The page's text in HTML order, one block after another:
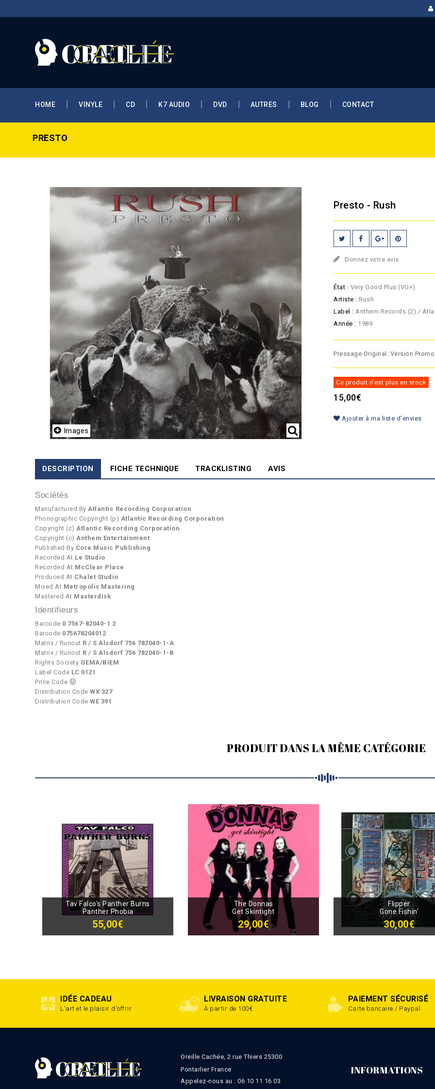
HOME VINYLE CD K7 AUDIO DVD AUTRES BLOG CONTACT
PRESTO
Images
Presto - Rush
Donnez votre avis
État : Very Good Plus (VG+)
Artiste : Rush
Label : Anthem Records (2) /
Année : 1989
Pressage Original. Version Promo
Ce produit n'est plus en stock
15,00€
Ajouter à ma liste d'envies
DESCRIPTION FICHE TECHNIQUE TRACKLISTING AVIS
Sociétés
Manufactured By Atlantic Recording Corporation
Phonographic Copyright (p) Atlantic Recording Corporation
Copyright (c) Atlantic Recording Corporation
Copyright (c) Anthem Entertainment
Published By Core Music Publishing
Recorded At Le Studio
Recorded At McClear Place
Produced At Chalet Studio
Mixed At Metropolis Mastering
Mastered At Masterdisk
Identifieurs
Barcode 0 7567-82040-1 2
Barcode 075678204012
Matrix / Runout R / S Alsdorf 756 782040-1-A
Matrix / Runout R / S Alsdorf 756 782040-1-B
Rights Society GEMA/BIEM
Label Code LC 0121
Price Code Ⓤ
Distribution Code WX 327
Distribution Code WE 391
PRODUIT DANS LA MÊME CATÉGORIE
Tav Falco's Panther Burns
Panther Phobia
55,00€
The Donnas
Get Skintight
29,00€
Flipper
Gone Fishin'
30,00€
IDÉE CADEAU
L'art et le plaisir d'offrir
LIVRAISON GRATUITE
À partir de 100€
PAIEMENT SÉCURISÉ
Carte bancaire / Paypal
INFORMATIONS
Oreille Cachée, 2 rue Thiers 25300
Pontarlier France
Appelez-nous au : 06 10 11 16 03